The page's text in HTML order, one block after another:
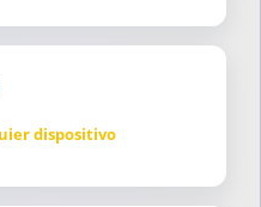
dispositivo